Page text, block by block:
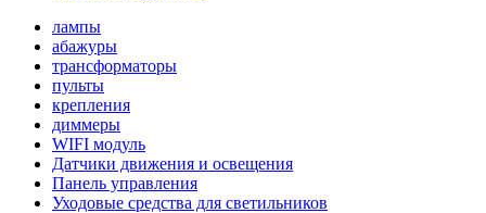
лампы
абажуры
трансформаторы
пульты
крепления
диммеры
WIFI модуль
Датчики движения и освещения
Панель управления
Уходовые средства для светильников